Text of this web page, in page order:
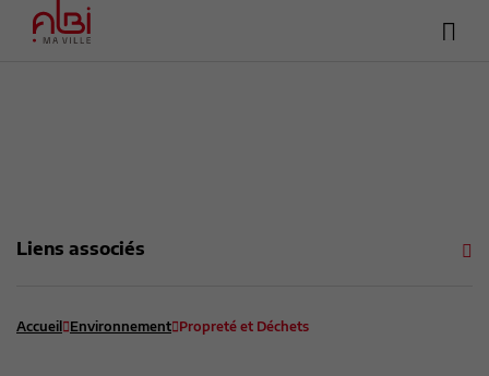
Liens associés
Accueil Environnement Propreté et Déchets